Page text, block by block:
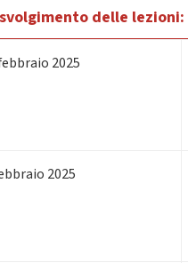
delle lezioni:
2025
2025